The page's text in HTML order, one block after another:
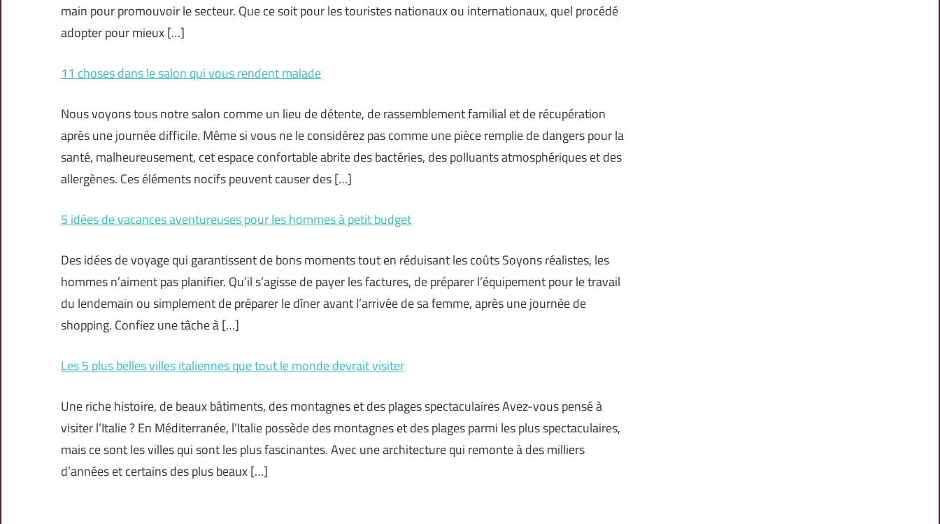
main pour promouvoir le secteur. Que ce soit pour les touristes nationaux ou internationaux, quel procédé
adopter pour mieux […]
11 choses dans le salon qui vous rendent malade
Nous voyons tous notre salon comme un lieu de détente, de rassemblement familial et de récupération
après une journée difficile. Même si vous ne le considérez pas comme une pièce remplie de dangers pour la
santé, malheureusement, cet espace confortable abrite des bactéries, des polluants atmosphériques et des
allergènes. Ces éléments nocifs peuvent causer des […]
5 idées de vacances aventureuses pour les hommes à petit budget
Des idées de voyage qui garantissent de bons moments tout en réduisant les coûts Soyons réalistes, les
hommes n’aiment pas planifier. Qu’il s’agisse de payer les factures, de préparer l’équipement pour le travail
du lendemain ou simplement de préparer le dîner avant l’arrivée de sa femme, après une journée de
shopping. Confiez une tâche à […]
Les 5 plus belles villes italiennes que tout le monde devrait visiter
Une riche histoire, de beaux bâtiments, des montagnes et des plages spectaculaires Avez-vous pensé à
visiter l’Italie ? En Méditerranée, l’Italie possède des montagnes et des plages parmi les plus spectaculaires,
mais ce sont les villes qui sont les plus fascinantes. Avec une architecture qui remonte à des milliers
d’années et certains des plus beaux […]